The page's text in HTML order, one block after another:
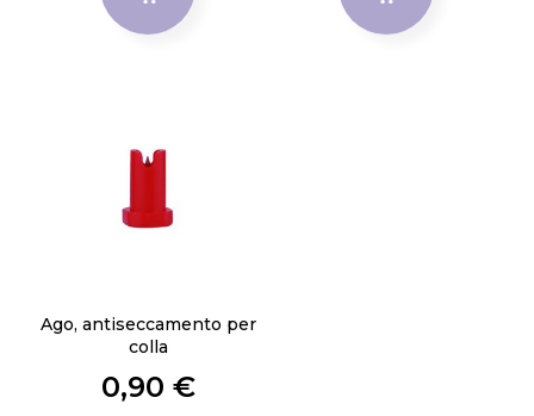
Ago, antiseccamento per
colla
0,90 €